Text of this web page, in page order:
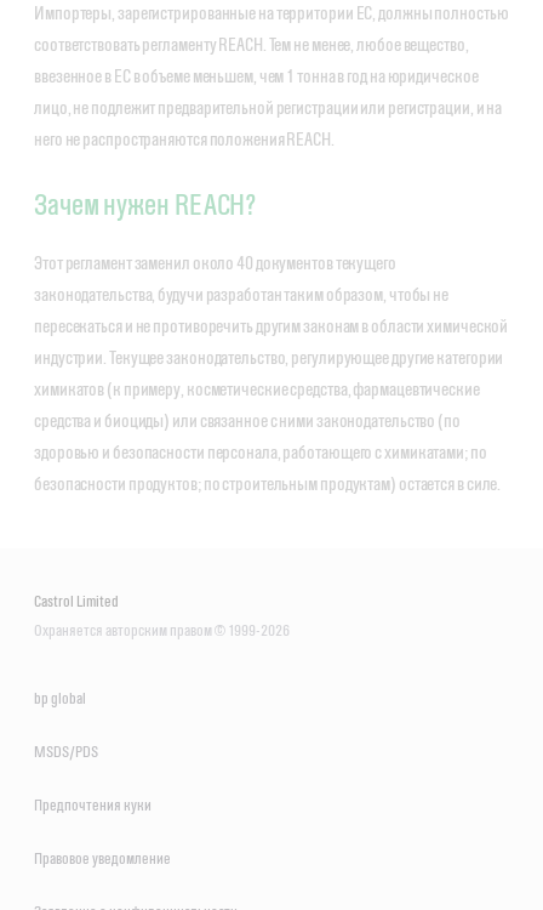
Импортеры, зарегистрированные на территории ЕС, должны полностью
соответствовать регламенту REACH. Тем не менее, любое вещество,
ввезенное в ЕС в объеме меньшем, чем 1 тонна в год на юридическое
лицо, не подлежит предварительной регистрации или регистрации, и на
него не распространяются положения REACH.
Зачем нужен REACH?
Этот регламент заменил около 40 документов текущего
законодательства, будучи разработан таким образом, чтобы не
пересекаться и не противоречить другим законам в области химической
индустрии. Текущее законодательство, регулирующее другие категории
химикатов (к примеру, косметические средства, фармацевтические
средства и биоциды) или связанное с ними законодательство (по
здоровью и безопасности персонала, работающего с химикатами; по
безопасности продуктов; по строительным продуктам) остается в силе.
Castrol Limited
Охраняется авторским правом © 1999-2026
bp global
MSDS/PDS
Предпочтения куки
Правовое уведомление